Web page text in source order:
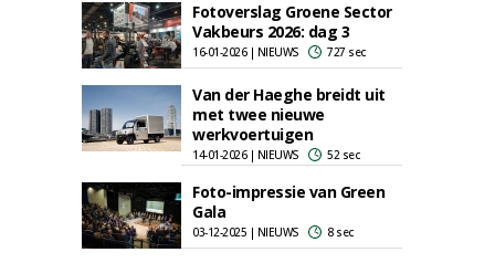
Fotoverslag Groene Sector
Vakbeurs 2026: dag 3
16-01-2026 | NIEUWS 727 sec
Van der Haeghe breidt uit
met twee nieuwe
werkvoertuigen
14-01-2026 | NIEUWS 52 sec
Foto-impressie van Green
Gala
03-12-2025 | NIEUWS 8 sec